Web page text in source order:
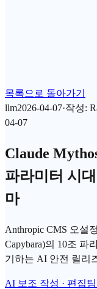
목록으로 돌아가기
llm2026-04-07·작성:
04-07
Claude
파라미터 시
마
Anthropic CMS 오설
Capybara)의 10조 파
기하는 AI 안전 릴리
AI 보조 작성 · 편집